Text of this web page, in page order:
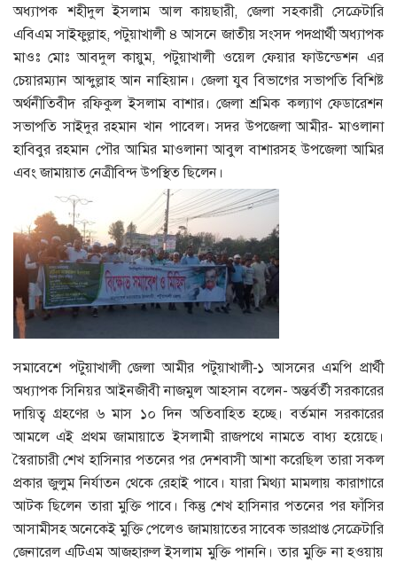
অধ্যাপক শহীদুল ইসলাম আল কায়ছারী, জেলা সহকারী সেক্রেটারি
এবিএম সাইফুল্লাহ, পটুয়াখালী ৪ আসনে জাতীয় সংসদ পদপ্রার্থী অধ্যাপক
মাওঃ মোঃ আবদুল কায়ুম, পটুয়াখালী ওয়েল ফেয়ার ফাউন্ডেশন এর
চেয়ারম্যান আব্দুল্লাহ আন নাহিয়ান। জেলা যুব বিভাগের সভাপতি বিশিষ্ট
অর্থনীতিবীদ রফিকুল ইসলাম বাশার। জেলা শ্রমিক কল্যাণ ফেডারেশন
সভাপতি সাইদুর রহমান খান পাবেল। সদর উপজেলা আমীর- মাওলানা
হাবিবুর রহমান পৌর আমির মাওলানা আবুল বাশারসহ উপজেলা আমির
এবং জামায়াত নেত্রীবিন্দ উপস্থিত ছিলেন।
সমাবেশে পটুয়াখালী জেলা আমীর পটুয়াখালী-১ আসনের এমপি প্রার্থী
অধ্যাপক সিনিয়র আইনজীবী নাজমুল আহসান বলেন- অন্তর্বর্তী সরকারের
দায়িত্ব গ্রহণের ৬ মাস ১০ দিন অতিবাহিত হচ্ছে। বর্তমান সরকারের
আমলে এই প্রথম জামায়াতে ইসলামী রাজপথে নামতে বাধ্য হয়েছে।
স্বৈরাচারী শেখ হাসিনার পতনের পর দেশবাসী আশা করেছিল তারা সকল
প্রকার জুলুম নির্যাতন থেকে রেহাই পাবে। যারা মিথ্যা মামলায় কারাগারে
আটক ছিলেন তারা মুক্তি পাবে। কিন্তু শেখ হাসিনার পতনের পর ফাঁসির
আসামীসহ অনেকেই মুক্তি পেলেও জামায়াতের সাবেক ভারপ্রাপ্ত সেক্রেটারি
জেনারেল এটিএম আজহারুল ইসলাম মুক্তি পাননি। তার মুক্তি না হওয়ায়